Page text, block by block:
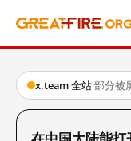
x.team 全站·部分被